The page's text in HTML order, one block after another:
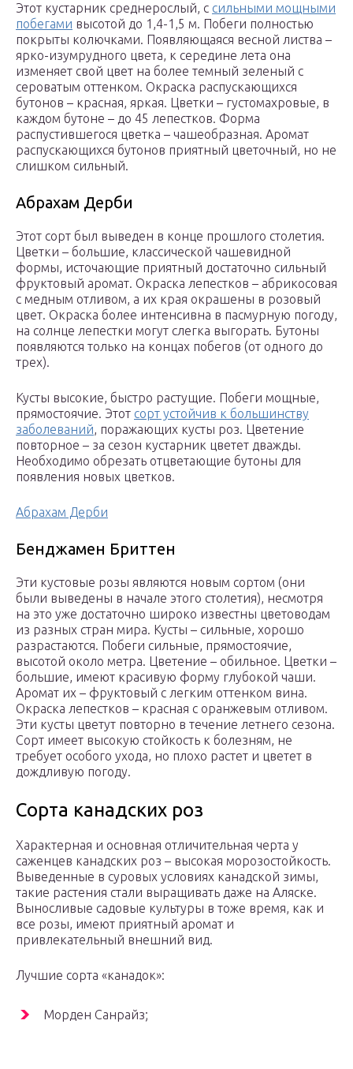
Этот кустарник среднерослый, с сильными мощными
побегами высотой до 1,4-1,5 м. Побеги полностью
покрыты колючками. Появляющаяся весной листва –
ярко-изумрудного цвета, к середине лета она
изменяет свой цвет на более темный зеленый с
сероватым оттенком. Окраска распускающихся
бутонов – красная, яркая. Цветки – густомахровые, в
каждом бутоне – до 45 лепестков. Форма
распустившегося цветка – чашеобразная. Аромат
распускающихся бутонов приятный цветочный, но не
слишком сильный.
Абрахам Дерби
Этот сорт был выведен в конце прошлого столетия.
Цветки – большие, классической чашевидной
формы, источающие приятный достаточно сильный
фруктовый аромат. Окраска лепестков – абрикосовая
с медным отливом, а их края окрашены в розовый
цвет. Окраска более интенсивна в пасмурную погоду,
на солнце лепестки могут слегка выгорать. Бутоны
появляются только на концах побегов (от одного до
трех).
Кусты высокие, быстро растущие. Побеги мощные,
прямостоячие. Этот сорт устойчив к большинству
заболеваний, поражающих кусты роз. Цветение
повторное – за сезон кустарник цветет дважды.
Необходимо обрезать отцветающие бутоны для
появления новых цветков.
Абрахам Дерби
Бенджамен Бриттен
Эти кустовые розы являются новым сортом (они
были выведены в начале этого столетия), несмотря
на это уже достаточно широко известны цветоводам
из разных стран мира. Кусты – сильные, хорошо
разрастаются. Побеги сильные, прямостоячие,
высотой около метра. Цветение – обильное. Цветки –
большие, имеют красивую форму глубокой чаши.
Аромат их – фруктовый с легким оттенком вина.
Окраска лепестков – красная с оранжевым отливом.
Эти кусты цветут повторно в течение летнего сезона.
Сорт имеет высокую стойкость к болезням, не
требует особого ухода, но плохо растет и цветет в
дождливую погоду.
Сорта канадских роз
Характерная и основная отличительная черта у
саженцев канадских роз – высокая морозостойкость.
Выведенные в суровых условиях канадской зимы,
такие растения стали выращивать даже на Аляске.
Выносливые садовые культуры в тоже время, как и
все розы, имеют приятный аромат и
привлекательный внешний вид.
Лучшие сорта «канадок»:
Морден Санрайз;